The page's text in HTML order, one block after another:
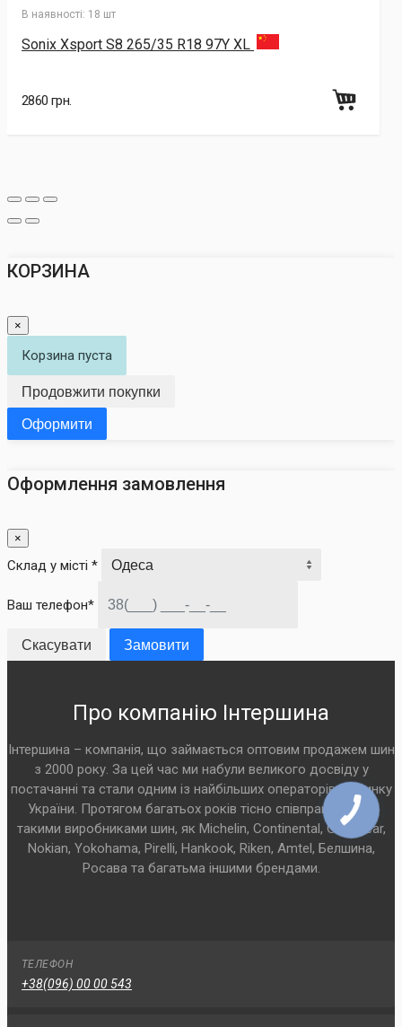
В наявності: 18 шт
Sonix Xsport S8 265/35 R18 97Y XL
2860 грн.
КОРЗИНА
×
Корзина пуста
Продовжити покупки
Оформити
Оформлення замовлення
×
Склад у місті *
Ваш телефон*
Скасувати Замовити
Про компанію Інтершина
Інтершина – компанія, що займається оптовим продажем шин
з 2000 року. За цей час ми набули великого досвіду у
постачанні та стали одним із найбільших операторів на ринку
України. Протягом багатьох років тісно співпрацюємо з
такими виробниками шин, як Michelin, Continental, Goodyear,
Nokian, Yokohama, Pirelli, Hankook, Riken, Amtel, Белшина,
Росава та багатьма іншими брендами.
ТЕЛЕФОН
+38(096) 00 00 543